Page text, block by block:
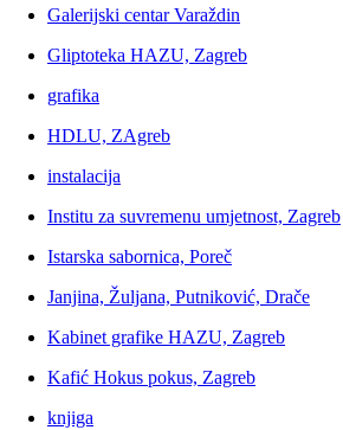
Galerijski centar Varaždin
Gliptoteka HAZU, Zagreb
grafika
HDLU, ZAgreb
instalacija
Institu za suvremenu umjetnost, Zagreb
Istarska sabornica, Poreč
Janjina, Žuljana, Putniković, Drače
Kabinet grafike HAZU, Zagreb
Kafić Hokus pokus, Zagreb
knjiga